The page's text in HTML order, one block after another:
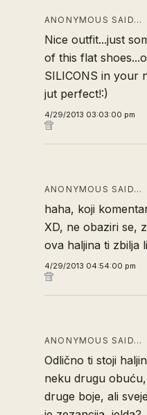
ANONYMOUS SAID…
Nice outfit...just
of this flat
SILICONS in your
jut perfect!:)
4/29/2013 03:03:00 pm
ANONYMOUS SAID…
haha, koji
XD, ne obaziri se,
ova haljina ti zbilja
4/29/2013 04:54:00 pm
ANONYMOUS SAID…
Odlično ti stoji
neku drugu
druge boje, ali